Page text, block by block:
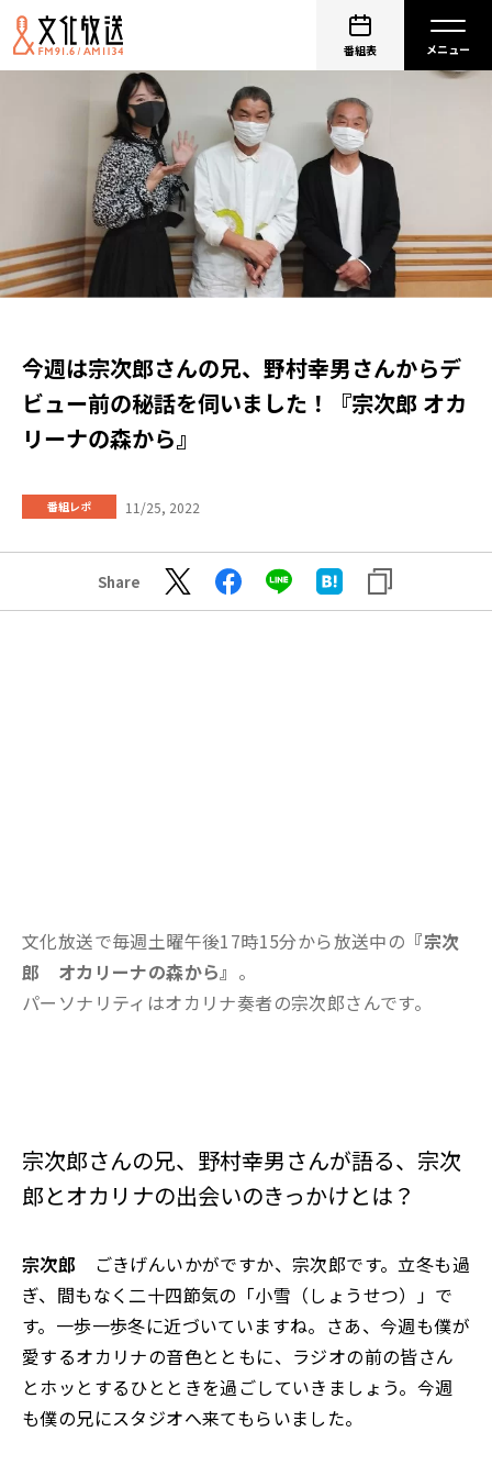
番組表
今週は宗次郎さんの兄、野村幸男さんからデ
ビュー前の秘話を伺いました！『宗次郎 オカ
リーナの森から』
番組レポ 11/25, 2022
Share
文化放送で毎週土曜午後17時15分から放送中の 『宗次
郎 オカリーナの森から』 。
パーソナリティはオカリナ奏者の宗次郎さんです。
宗次郎さんの兄、野村幸男さんが語る、宗次
郎とオカリナの出会いのきっかけとは？
宗次郎 ごきげんいかがですか、宗次郎です。立冬も過
ぎ、間もなく二十四節気の「小雪（しょうせつ）」で
す。一歩一歩冬に近づいていますね。さあ、今週も僕が
愛するオカリナの音色とともに、ラジオの前の皆さん
とホッとするひとときを過ごしていきましょう。今週
も僕の兄にスタジオへ来てもらいました。